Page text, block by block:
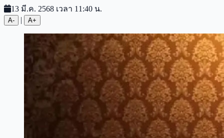
13 มี.ค. 2568 เวลา 11:40 น.
A- | A+